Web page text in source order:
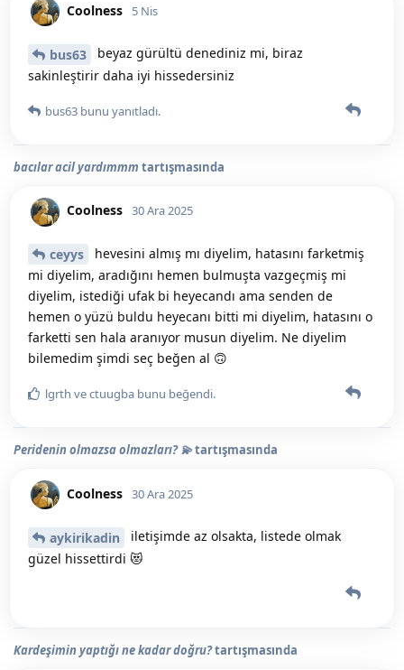
Coolness 5 Nis
bus63
beyaz gürültü denediniz mi, biraz
sakinleştirir daha iyi hissedersiniz
bus63 bunu yanıtladı.
bacılar acil yardımmm tartışmasında
Coolness 30 Ara 2025
ceyys
hevesini almış mı diyelim, hatasını farketmiş
mi diyelim, aradığını hemen bulmuşta vazgeçmiş mi
diyelim, istediği ufak bi heyecandı ama senden de
hemen o yüzü buldu heyecanı bitti mi diyelim, hatasını o
farketti sen hala aranıyor musun diyelim. Ne diyelim
bilemedim şimdi seç beğen al 🙃
lgrth vectuugba bunu beğendi.
Peridenin olmazsa olmazları? 💫tartışmasında
Coolness 30 Ara 2025
aykirikadin
iletişimde az olsakta, listede olmak
güzel hissettirdi 😻
Kardeşimin yaptığı ne kadar doğru?tartışmasında